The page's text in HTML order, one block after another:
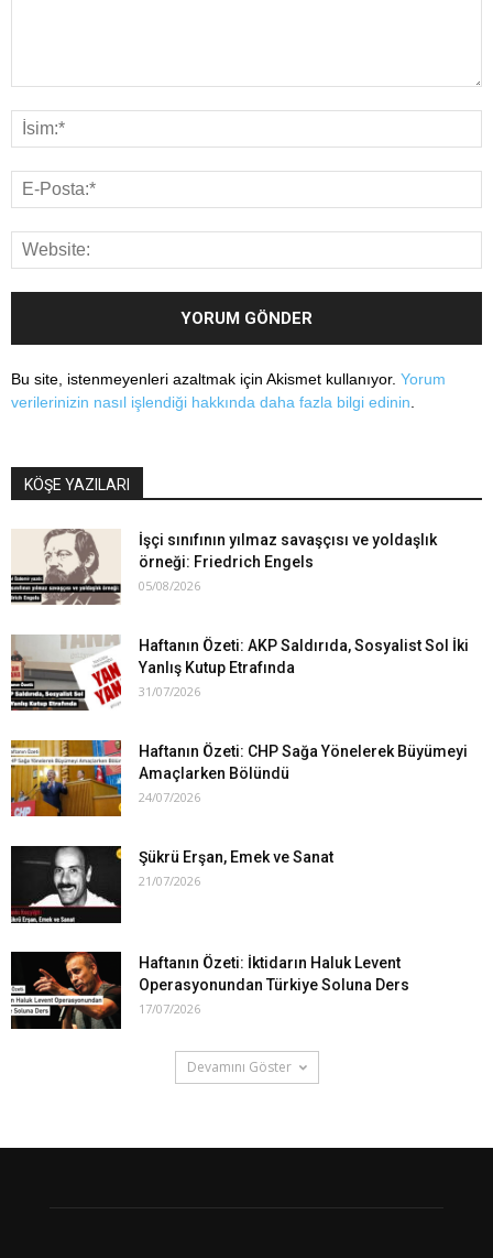
Bu site, istenmeyenleri azaltmak için Akismet kullanıyor. Yorum
verilerinizin nasıl işlendiği hakkında daha fazla bilgi edinin
KÖŞE YAZILARI
İşçi sınıfının yılmaz savaşçısı ve yoldaşlık
örneği: Friedrich Engels
05/08/2026
Haftanın Özeti: AKP Saldırıda, Sosyalist Sol İki
Yanlış Kutup Etrafında
31/07/2026
Haftanın Özeti: CHP Sağa Yönelerek Büyümeyi
Amaçlarken Bölündü
24/07/2026
Şükrü Erşan, Emek ve Sanat
21/07/2026
Haftanın Özeti: İktidarın Haluk Levent
Operasyonundan Türkiye Soluna Ders
17/07/2026
Devamını Göster